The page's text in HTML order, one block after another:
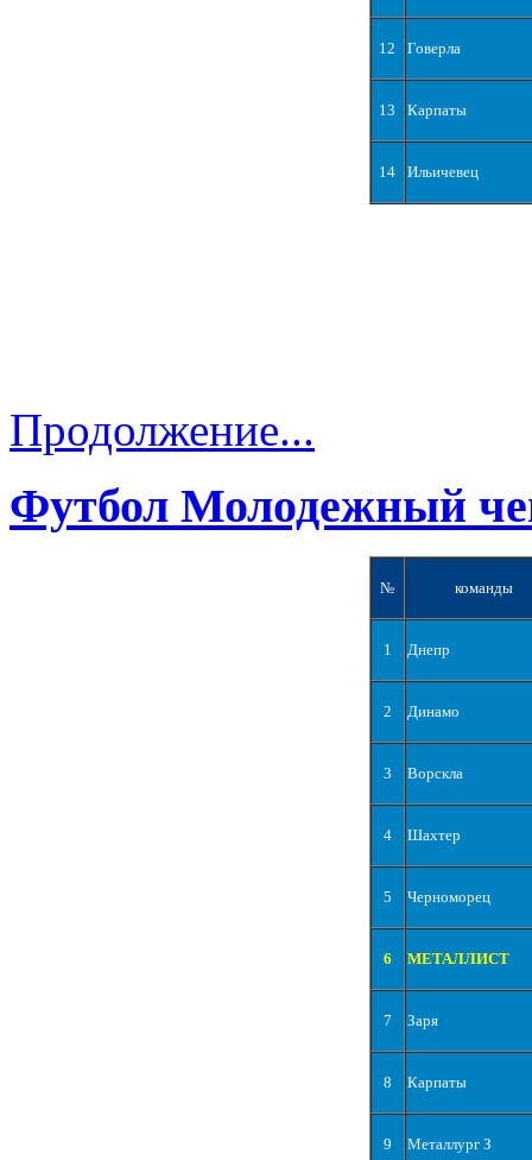
12 Говерла
13 Карпаты
14 Ильичевец
Продолжение...
Футбол Молодежный
№ команды
1 Днепр
2 Динамо
3 Ворскла
4 Шахтер
5 Черноморец
6 МЕТАЛЛИСТ
7 Заря
8 Карпаты
9 Металлург З